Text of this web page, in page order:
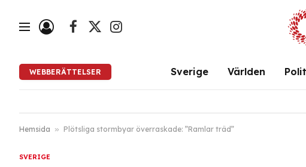
Facebook
X
Instagram
WEBBERÄTTELSER Sverige Världen
Hemsida » Plötsliga stormbyar överraskade: ”Ramlar träd”
SVERIGE